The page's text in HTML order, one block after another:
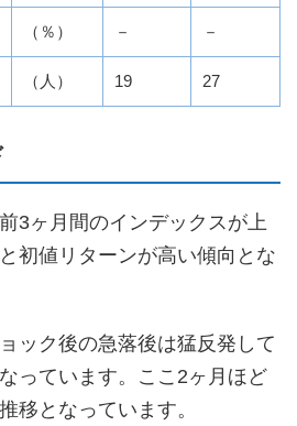
（％） － －
（人） 19 27
3ヶ月間のインデックスが上
初値リターンが高い傾向とな
ック後の急落後は猛反発して
っています。ここ2ヶ月ほど
移となっています。